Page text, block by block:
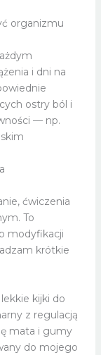
organizmu
i dni na
ostry ból i
— np.
ćwiczenia
To
modyfikacji
krótkie
kijki do
z regulacją
mata i gumy
do mojego